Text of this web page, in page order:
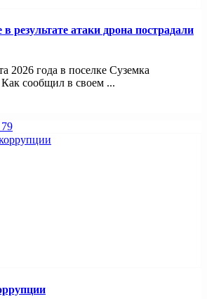
результате атаки дрона пострадали
2026 года в поселке Суземка
сообщил в своем ...
79